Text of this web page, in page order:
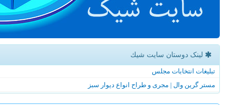
لینک دوستان سایت شیك
تبلیغات انتخابات مجلس
مستر گرین وال | مجری و طراح انواع دیوار سبز